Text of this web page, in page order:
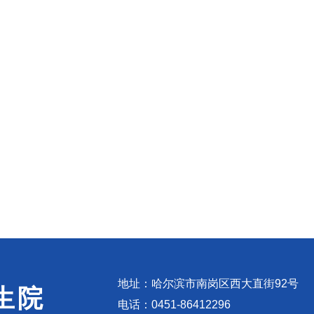
院
地址：哈尔滨市南岗区西大直街92号
电话：0451-86412296